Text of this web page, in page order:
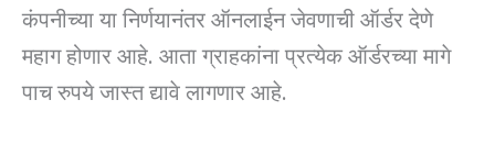
कंपनीच्या या निर्णयानंतर ऑनलाईन जेवणाची ऑर्डर देणे
महाग होणार आहे. आता ग्राहकांना प्रत्येक ऑर्डरच्या मागे
पाच रुपये जास्त द्यावे लागणार आहे.